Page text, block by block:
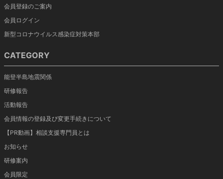
会員登録のご案内
会員ログイン
新型コロナウイルス感染症対策本部
CATEGORY
能登半島地震関係
研修報告
活動報告
会員情報の登録及び変更手続きについて
【PR動画】相談支援専門員とは
お知らせ
研修案内
会員限定